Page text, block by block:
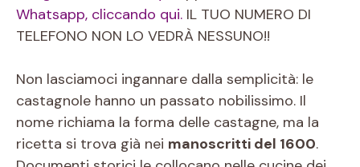
Whatsapp, cliccando qui. IL TUO NUMERO DI
TELEFONO NON LO VEDRÀ NESSUNO!!
Non lasciamoci ingannare dalla semplicità: le
castagnole hanno un passato nobilissimo. Il
nome richiama la forma delle castagne, ma la
ricetta si trova già nei manoscritti del 1600.